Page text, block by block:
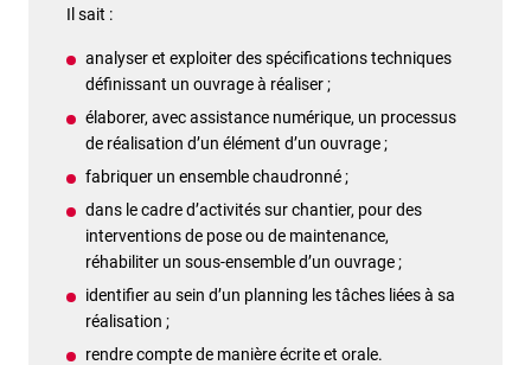
Il sait :
analyser et exploiter des spécifications techniques
définissant un ouvrage à réaliser ;
élaborer, avec assistance numérique, un processus
de réalisation d’un élément d’un ouvrage ;
fabriquer un ensemble chaudronné ;
dans le cadre d’activités sur chantier, pour des
interventions de pose ou de maintenance,
réhabiliter un sous-ensemble d’un ouvrage ;
identifier au sein d’un planning les tâches liées à sa
réalisation ;
rendre compte de manière écrite et orale.